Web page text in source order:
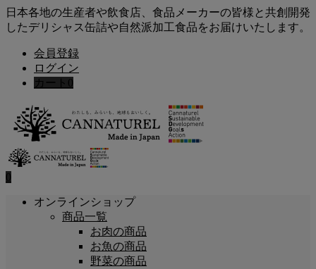
日本各地の生産者や飲食店、食品メーカーの皆様と共創開発
したデリシャス缶詰や自然派加工食品をお届けいたします。
会員登録
ログイン
カート 0
0
オンラインショップ
商品一覧
お肉の商品
お魚の商品
野菜の商品